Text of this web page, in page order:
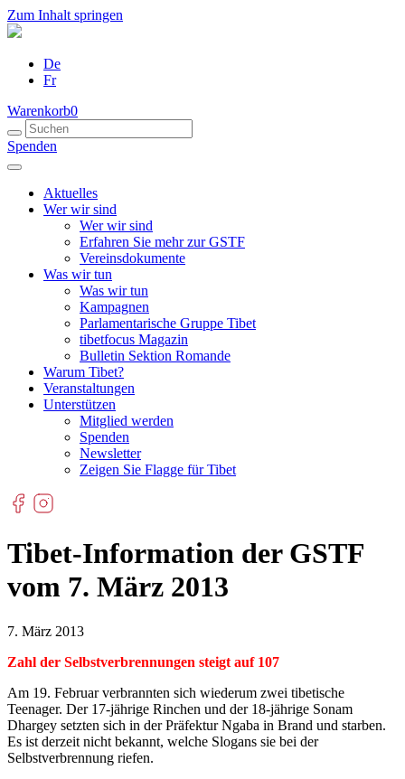
Zum Inhalt springen
De
Fr
Warenkorb0
Spenden
Aktuelles
Wer wir sind
Wer wir sind
Erfahren Sie mehr zur GSTF
Vereinsdokumente
Was wir tun
Was wir tun
Kampagnen
Parlamentarische Gruppe Tibet
tibetfocus Magazin
Bulletin Sektion Romande
Warum Tibet?
Veranstaltungen
Unterstützen
Mitglied werden
Spenden
Newsletter
Zeigen Sie Flagge für Tibet
Tibet-Information der GSTF
vom 7. März 2013
7. März 2013
Zahl der Selbstverbrennungen steigt auf 107
Am 19. Februar verbrannten sich wiederum zwei tibetische
Teenager. Der 17-jährige Rinchen und der 18-jährige Sonam
Dhargey setzten sich in der Präfektur Ngaba in Brand und starben.
Es ist derzeit nicht bekannt, welche Slogans sie bei der
Selbstverbrennung riefen.